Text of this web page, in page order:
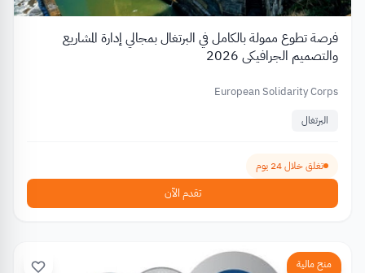
فرصة تطوع ممولة بالكامل في البرتغال بمجالي إدارة المشاريع
والتصميم الجرافيكي 2026
European Solidarity Corps
البرتغال
تغلق خلال 24 يوم
تقدم الآن
منح مالية